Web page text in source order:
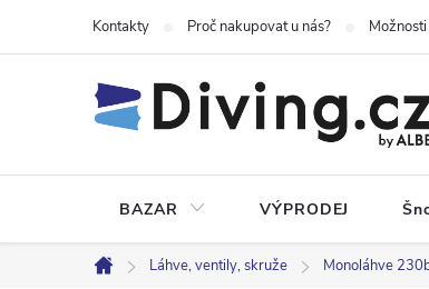
Kontakty Proč nakupovat u nás?
BAZAR VÝPRODEJ
Domů
Láhve, ventily, skruže Monoláhve